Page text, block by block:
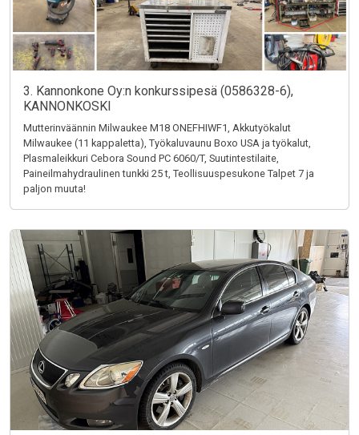
3. Kannonkone Oy:n konkurssipesä (0586328-6),
KANNONKOSKI
Mutterinväännin Milwaukee M18 ONEFHIWF1, Akkutyökalut
Milwaukee (11 kappaletta), Työkaluvaunu Boxo USA ja työkalut,
Plasmaleikkuri Cebora Sound PC 6060/T, Suutintestilaite,
Paineilmahydraulinen tunkki 25 t, Teollisuuspesukone Talpet 7 ja
paljon muuta!